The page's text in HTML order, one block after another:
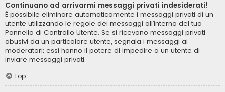
Continuano ad arrivarmi messaggi privati indesiderati!
È possibile eliminare automaticamente i messaggi privati ​​di un
utente utilizzando le regole dei messaggi all’interno del tuo
Pannello di Controllo Utente. Se si ricevono messaggi privati ​​
abusivi da un particolare utente, segnala i messaggi ai
moderatori; essi hanno il potere di impedire a un utente di
inviare messaggi privati​​.
Top